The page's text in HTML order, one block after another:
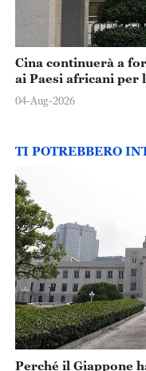
Cina continuerà a
ai Paesi africani per
04-Aug-2026
TI POTREBBERO
Perché il Giappone